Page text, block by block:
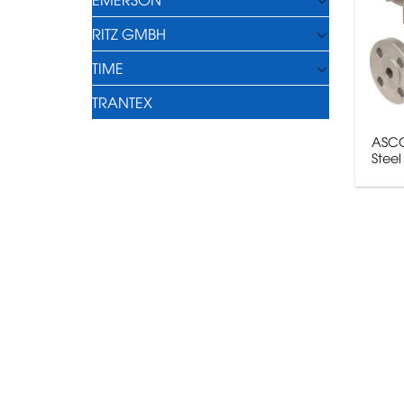
RITZ GMBH
TIME
TRANTEX